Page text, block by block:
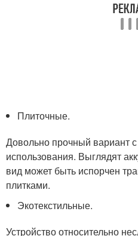
Плиточные.
Довольно прочный вариант
использования. Выглядят
вид может быть испорчен
плитками.
Экотекстильные.
Устройство относительно